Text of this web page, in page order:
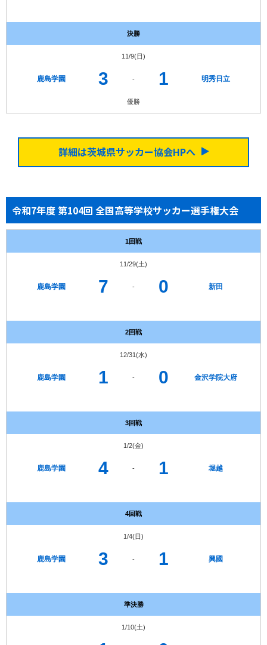
決勝
11/9(日)
鹿島学園 3 - 1 明秀日立
優勝
詳細は茨城県サッカー協会HPへ
令和7年度 第104回 全国高等学校サッカー選手権大会
1回戦
11/29(土)
鹿島学園 7 - 0 新田
2回戦
12/31(水)
鹿島学園 1 - 0 金沢学院大府
3回戦
1/2(金)
鹿島学園 4 - 1 堀越
4回戦
1/4(日)
鹿島学園 3 - 1 興國
準決勝
1/10(土)